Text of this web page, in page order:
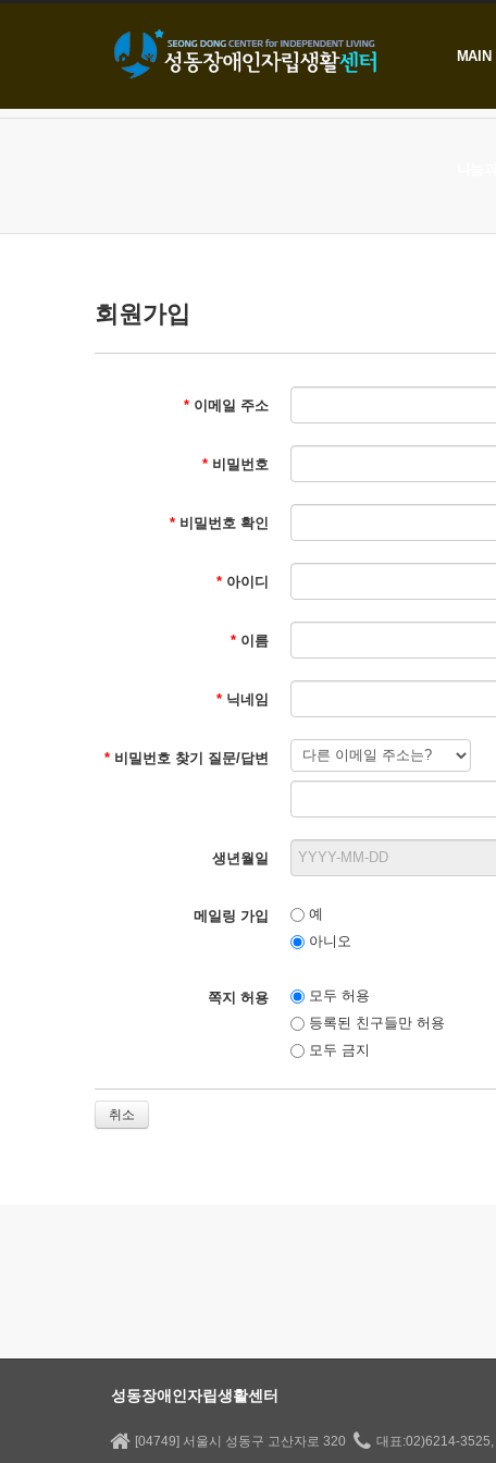
MAIN
회원가입
* 이메일 주소
* 비밀번호
* 비밀번호 확인
* 아이디
* 이름
* 닉네임
* 비밀번호 찾기 질문/답변
생년월일
메일링 가입
예
아니오
쪽지 허용
모두 허용
등록된 친구들만 허용
모두 금지
취소
성동장애인자립생활센터
[04749] 서울시 성동구 고산자로 320 대표:02)6214-